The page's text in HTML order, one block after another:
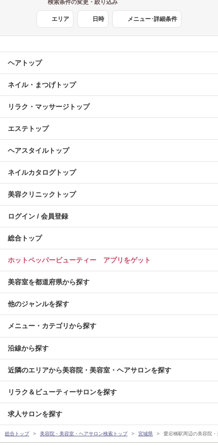
検索条件の変更・絞り込み
エリア 日時 メニュー･詳細条件
ヘアトップ
ネイル・まつげトップ
リラク・マッサージトップ
エステトップ
ヘアスタイルトップ
ネイルカタログトップ
美容クリニックトップ
ログイン / 会員登録
総合トップ
ホットペッパービューティー アプリをゲット
美容室を都道府県から探す
他のジャンルを探す
メニュー・カテゴリから探す
沿線から探す
近隣のエリアから美容院・美容室・ヘアサロンを探す
リラク＆ビューティーサロンを探す
求人サロンを探す
総合トップ 美容院・美容室・ヘアサロン検索トップ 宮城県 愛宕橋駅周辺の美容院